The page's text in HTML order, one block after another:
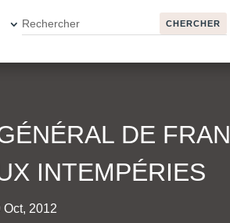
DE
INTEMPÉRIES
Oct, 2012